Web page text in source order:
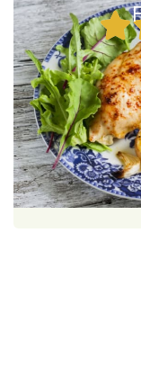
Témata
Recepty
Články
TV Program
Škola vaření
Grilovaná
brambory
1